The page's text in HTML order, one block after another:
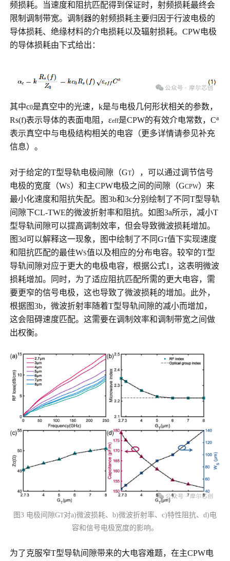
频损耗。当速度和阻抗匹配得到保证时，射频损耗最终会
限制调制带宽。调制器的射频损耗主要归因于行波电极的
导体损耗、绝缘材料的介电损耗以及辐射损耗。CPW电极
的导体损耗由下式给出：
其中c0是真空中的光速，k是与电极几何形状相关的参数，
Rs(f)表示导体的表面电阻，εeff是CPW的有效介电常数，Ca
表示真空中与电极结构相关的电容（更多详情请参见补充
信息）。
对于给定的T型导轨电极间隙（GT），可以通过调节信号
电极的宽度（WS）和主CPW电极之间的间隙（GCPW）来
最小化速度和阻抗失配。图3b和3c分别绘制了不同T型导轨
间隙下CL-TWE的微波折射率和阻抗。如图3a所示，减小T
型导轨间隙可以提高调制效率，但会导致微波损耗增加。
图3d可以解释这一现象，图中绘制了不同GT值下实现速度
和阻抗匹配的最佳WS值以及相应的分布电容。较窄的T型
导轨间隙对应于更大的电极电容，根据公式1，这表明微波
损耗增加。同时，为了适应阻抗匹配所需的更大电容，需
要更窄的信号电极，这也导致了微波损耗的增加。此外，
根据图3b，微波折射率随着T型导轨间隙的减小而增加，
这会阻碍速度匹配。这需要在调制效率和调制带宽之间做
出权衡。
图3 电极间隙GT对a)微波损耗、b)微波折射率、c)特性阻抗、d)电
容和信号电极宽度的影响。
为了克服窄T型导轨间隙带来的大电容难题，在主CPW电